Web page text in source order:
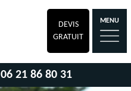
DEVIS
GRATUIT
MENU
06 21 86 80 31